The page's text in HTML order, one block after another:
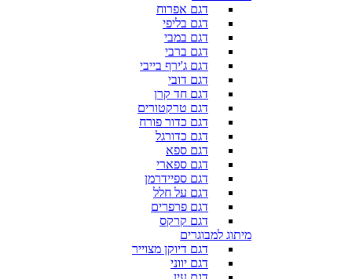
דגם אפרוח
דגם בליפי
דגם במבי
דגם ברבי
דגם ג'ירף בייבי
דגם דובי
דגם חד קרן
דגם טרקטורים
דגם כדור פורח
דגם כדורגל
דגם ספא
דגם ספארי
דגם ספיידרמן
דגם על חלל
דגם פרפרים
דגם קרקס
מיתוג למבוגרים
דגם דיוקן מצוייר
דגם יווני